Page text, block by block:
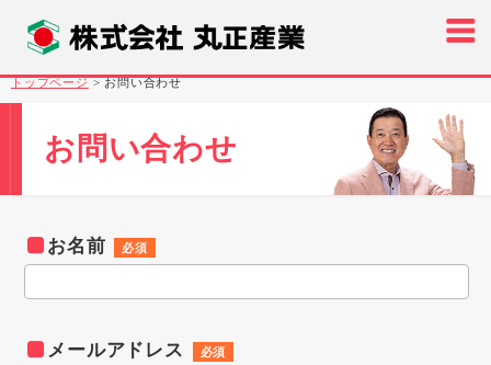
トップページ>お問い合わせ
お問い合わせ
お名前 必須
メールアドレス 必須